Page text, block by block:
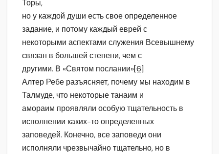
Торы,
но у каждой души есть свое определенное
задание, и потому каждый еврей с
некоторыми аспектами служения Всевышнему
связан в большей степени, чем с
другими. В «Святом послании»[6]
Алтер Ребе разъясняет, почему мы находим в
Талмуде, что некоторые танаим и
амораим проявляли особую тщательность в
исполнении каких-то определенных
заповедей. Конечно, все заповеди они
исполняли чрезвычайно тщательно, но в